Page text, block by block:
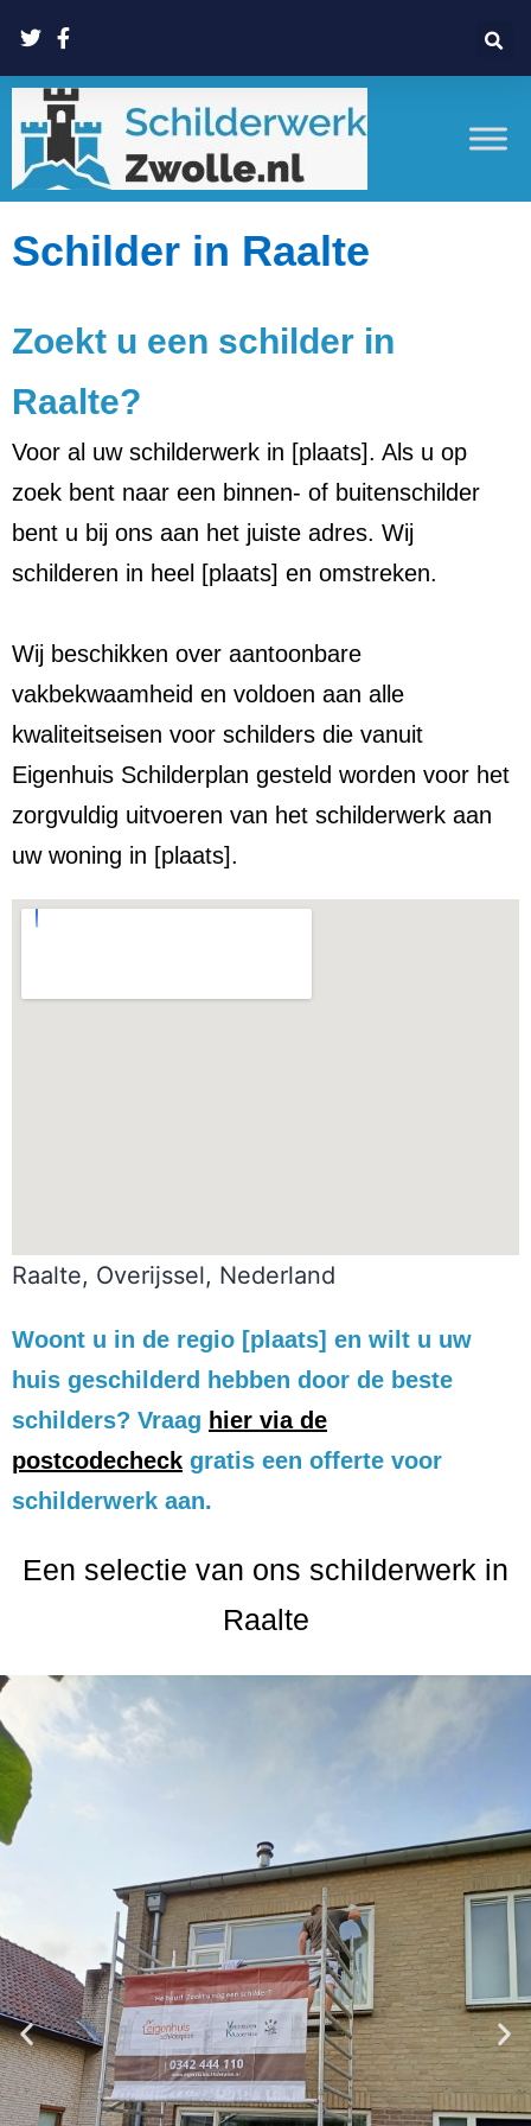
Schilder in Raalte
Zoekt u een schilder in
Raalte?
Voor al uw schilderwerk in [plaats]. Als u op
zoek bent naar een binnen- of buitenschilder
bent u bij ons aan het juiste adres. Wij
schilderen in heel [plaats] en omstreken.
Wij beschikken over aantoonbare
vakbekwaamheid en voldoen aan alle
kwaliteitseisen voor schilders die vanuit
Eigenhuis Schilderplan gesteld worden voor het
zorgvuldig uitvoeren van het schilderwerk aan
uw woning in [plaats].
Raalte, Overijssel, Nederland
Woont u in de regio [plaats] en wilt u uw
huis geschilderd hebben door de beste
schilders? Vraag hier via de
postcodecheck gratis een offerte voor
schilderwerk aan.
Een selectie van ons schilderwerk in
Raalte